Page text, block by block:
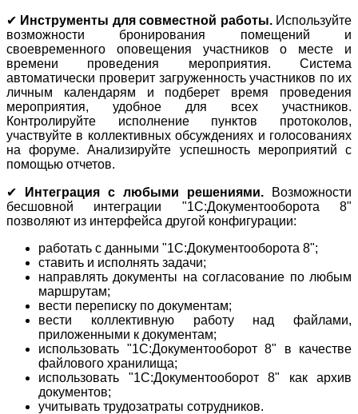
✔ Инструменты для совместной работы.Используйте
возможности бронирования помещений и
своевременного оповещения участников о месте и
времени проведения мероприятия. Система
автоматически проверит загруженность участников по их
личным календарям и подберет время проведения
мероприятия, удобное для всех участников.
Контролируйте исполнение пунктов протоколов,
участвуйте в коллективных обсуждениях и голосованиях
на форуме. Анализируйте успешность мероприятий с
помощью отчетов.
✔ Интеграция с любыми решениями. Возможности
бесшовной интеграции "1С:Документооборота 8"
позволяют из интерфейса другой конфигурации:
работать с данными "1С:Документооборота 8";
ставить и исполнять задачи;
направлять документы на согласование по любым
маршрутам;
вести переписку по документам;
вести коллективную работу над файлами,
приложенными к документам;
использовать "1С:Документооборот 8" в качестве
файлового хранилища;
использовать "1С:Документооборот 8" как архив
документов;
учитывать трудозатраты сотрудников.